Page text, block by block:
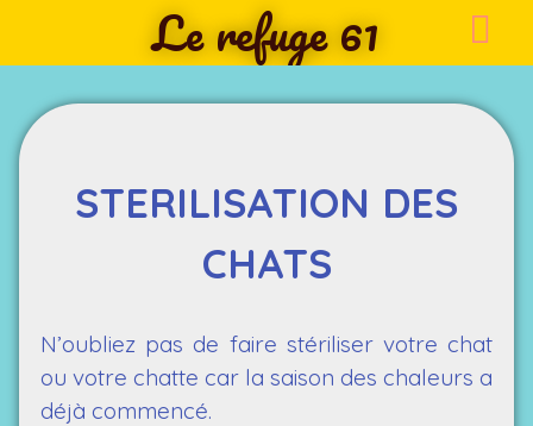
Le refuge 61
STERILISATION DES
CHATS
N’oubliez pas de faire stériliser votre chat
ou votre chatte car la saison des chaleurs a
déjà commencé.